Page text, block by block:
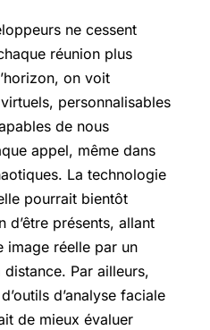
ne cessent
réunion plus
on voit
personnalisables
de nous
appel, même dans
La technologie
pourrait bientôt
présents, allant
image réelle par un
Par ailleurs,
d’analyse faciale
de mieux évaluer